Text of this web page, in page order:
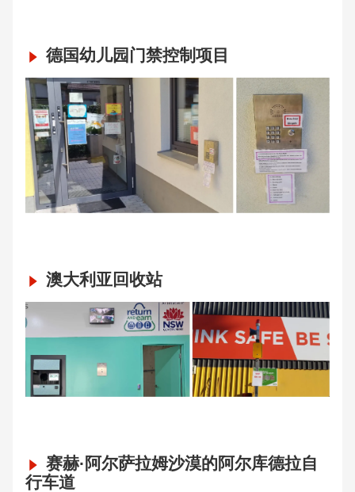
德国幼儿园门禁控制项目
澳大利亚回收站
赛赫·阿尔萨拉姆沙漠的阿尔库德拉自
行车道